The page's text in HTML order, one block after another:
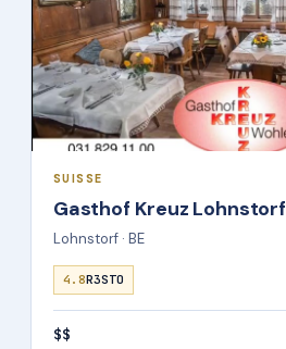
SUISSE
Gasthof Kreuz Lohnstorf
Lohnstorf · BE
4.8R3STO
$$